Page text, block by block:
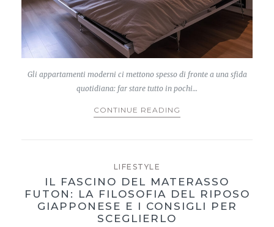
Gli appartamenti moderni ci mettono spesso di fronte a una sfida
quotidiana: far stare tutto in pochi…
CONTINUE READING
LIFESTYLE
IL FASCINO DEL MATERASSO
FUTON: LA FILOSOFIA DEL RIPOSO
GIAPPONESE E I CONSIGLI PER
SCEGLIERLO